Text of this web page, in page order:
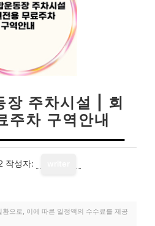
장 주차시설 | 회
주차 구역안내
작성자:
으로, 이에 따른 일정액의 수수료를 제공